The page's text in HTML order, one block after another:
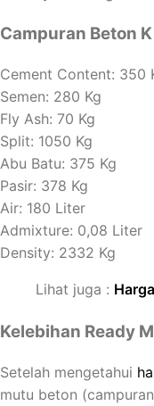
Campuran Beton
Cement Content: 350
Semen: 280 Kg
Fly Ash: 70 Kg
Split: 1050 Kg
Abu Batu: 375 Kg
Pasir: 378 Kg
Air: 180 Liter
Admixture: 0,08 Liter
Density: 2332 Kg
Lihat juga :
Kelebihan Ready
Setelah mengetahui
mutu beton